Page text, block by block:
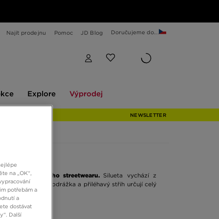
Najít prodejnu Pomoc JD Blog Doručujeme do...
Explore Výprodej
NEWSLETTER
každodenního streetwearu. Silueta vychází z
Tenká podrážka a přiléhavý střih určují celý
doplňky.
na „OK“,
potřebám a
a
dostávat
Další